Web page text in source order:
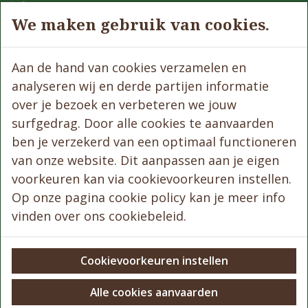
Info
Laadpalen
Contact
Volg ons
Wettelijk
Algemene voorwaarden
Privacyverklaring
Disclaimer
Cookie policy
Cookie-instellingen
website created by digicreate.be
We maken gebruik van cookies.
Aan de hand van cookies verzamelen en
analyseren wij en derde partijen informatie
over je bezoek en verbeteren we jouw
surfgedrag. Door alle cookies te aanvaarden
ben je verzekerd van een optimaal functioneren
van onze website. Dit aanpassen aan je eigen
voorkeuren kan via cookievoorkeuren instellen.
Op onze pagina cookie policy kan je meer info
vinden over ons cookiebeleid.
Cookievoorkeuren instellen